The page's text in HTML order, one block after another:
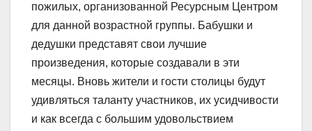
пожилых, организованной Ресурсным Центром
для данной возрастной группы. Бабушки и
дедушки представят свои лучшие
произведения, которые создавали в эти
месяцы. Вновь жители и гости столицы будут
удивляться таланту участников, их усидчивости
и как всегда с большим удовольствием